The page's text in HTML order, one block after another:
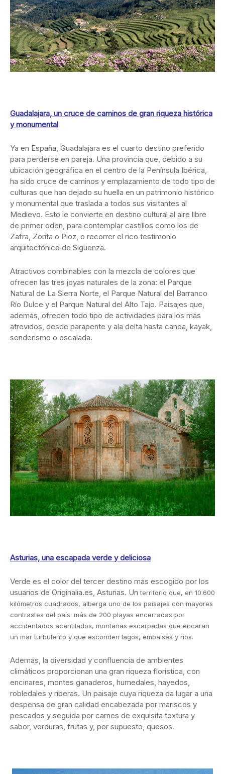
Guadalajara, un cruce de caminos de gran riqueza histórica
y monumental
Ya en España, Guadalajara es el cuarto destino preferido
para perderse en pareja. Una provincia que, debido a su
ubicación geográfica en el centro de la Península Ibérica,
ha sido cruce de caminos y emplazamiento de todo tipo de
culturas que han dejado su huella en un patrimonio histórico
y monumental que traslada a todos sus visitantes al
Medievo. Esto le convierte en destino cultural al aire libre
de primer oden, para contemplar castillos como los de
Zafra, Zorita o Pioz, o recorrer el rico testimonio
arquitectónico de Sigüenza.
Atractivos combinables con la mezcla de colores que
ofrecen las tres joyas naturales de la zona: el Parque
Natural de La Sierra Norte, el Parque Natural del Barranco
Río Dulce y el Parque Natural del Alto Tajo. Paisajes que,
además, ofrecen todo tipo de actividades para los más
atrevidos, desde parapente y ala delta hasta canoa, kayak,
senderismo o escalada.
Asturias, una escapada verde y deliciosa
Verde es el color del tercer destino más escogido por los
usuarios de Originalia.es, Asturias. Unterritorio que, en 10.600
kilómetros cuadrados, alberga uno de los paisajes con mayores
contrastes del país: más de 200 playas encerradas por
accidentados acantilados, montañas escarpadas que encaran
un mar turbulento y que esconden lagos, embalses y ríos.
Además, la diversidad y confluencia de ambientes
climáticos proporcionan una gran riqueza florística, con
encinares, montes ganaderos, humedales, hayedos,
robledales y riberas. Un paisaje cuya riqueza da lugar a una
despensa de gran calidad encabezada por mariscos y
pescados y seguida por carnes de exquisita textura y
sabor, verduras, frutas y, por supuesto, quesos.